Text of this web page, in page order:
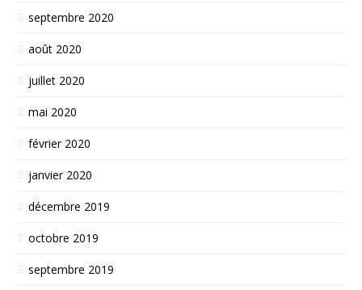
septembre 2020
août 2020
juillet 2020
mai 2020
février 2020
janvier 2020
décembre 2019
octobre 2019
septembre 2019